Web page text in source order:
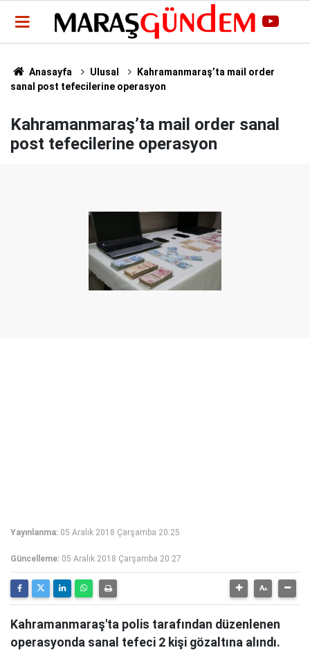
Anasayfa Ulusal
Kahramanmaraş’ta mail order
sanal post tefecilerine operasyon
Kahramanmaraş’ta mail order sanal
post tefecilerine operasyon
Yayınlanma: 05 Aralık 2018 Çarşamba 20:25
Güncelleme: 05 Aralık 2018 Çarşamba 20:27
Kahramanmaraş'ta polis tarafından düzenlenen
operasyonda sanal tefeci 2 kişi gözaltına alındı.